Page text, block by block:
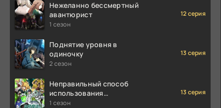
Нежеланно бессмертный
авантюрист
1 сезон
12 серия
Поднятие уровня в
одиночку
2 сезон
13 серия
Неправильный способ
использования
исцеляющей магии
1 сезон
13 серия